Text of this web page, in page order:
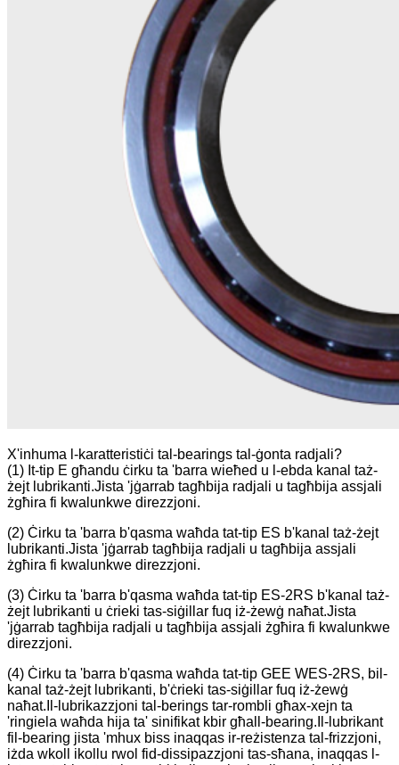
X'inhuma l-karatteristiċi tal-bearings tal-ġonta radjali?
(1) It-tip E għandu ċirku ta 'barra wieħed u l-ebda kanal taż-
żejt lubrikanti.Jista 'jġarrab tagħbija radjali u tagħbija assjali
żgħira fi kwalunkwe direzzjoni.
(2) Ċirku ta 'barra b'qasma waħda tat-tip ES b'kanal taż-żejt
lubrikanti.Jista 'jġarrab tagħbija radjali u tagħbija assjali
żgħira fi kwalunkwe direzzjoni.
(3) Ċirku ta 'barra b'qasma waħda tat-tip ES-2RS b'kanal taż-
żejt lubrikanti u ċrieki tas-siġillar fuq iż-żewġ naħat.Jista
'jġarrab tagħbija radjali u tagħbija assjali żgħira fi kwalunkwe
direzzjoni.
(4) Ċirku ta 'barra b'qasma waħda tat-tip GEE WES-2RS, bil-
kanal taż-żejt lubrikanti, b'ċrieki tas-siġillar fuq iż-żewġ
naħat.Il-lubrikazzjoni tal-berings tar-rombli għax-xejn ta
'ringiela waħda hija ta' sinifikat kbir għall-bearing.Il-lubrikant
fil-bearing jista 'mhux biss inaqqas ir-reżistenza tal-frizzjoni,
iżda wkoll ikollu rwol fid-dissipazzjoni tas-sħana, inaqqas l-